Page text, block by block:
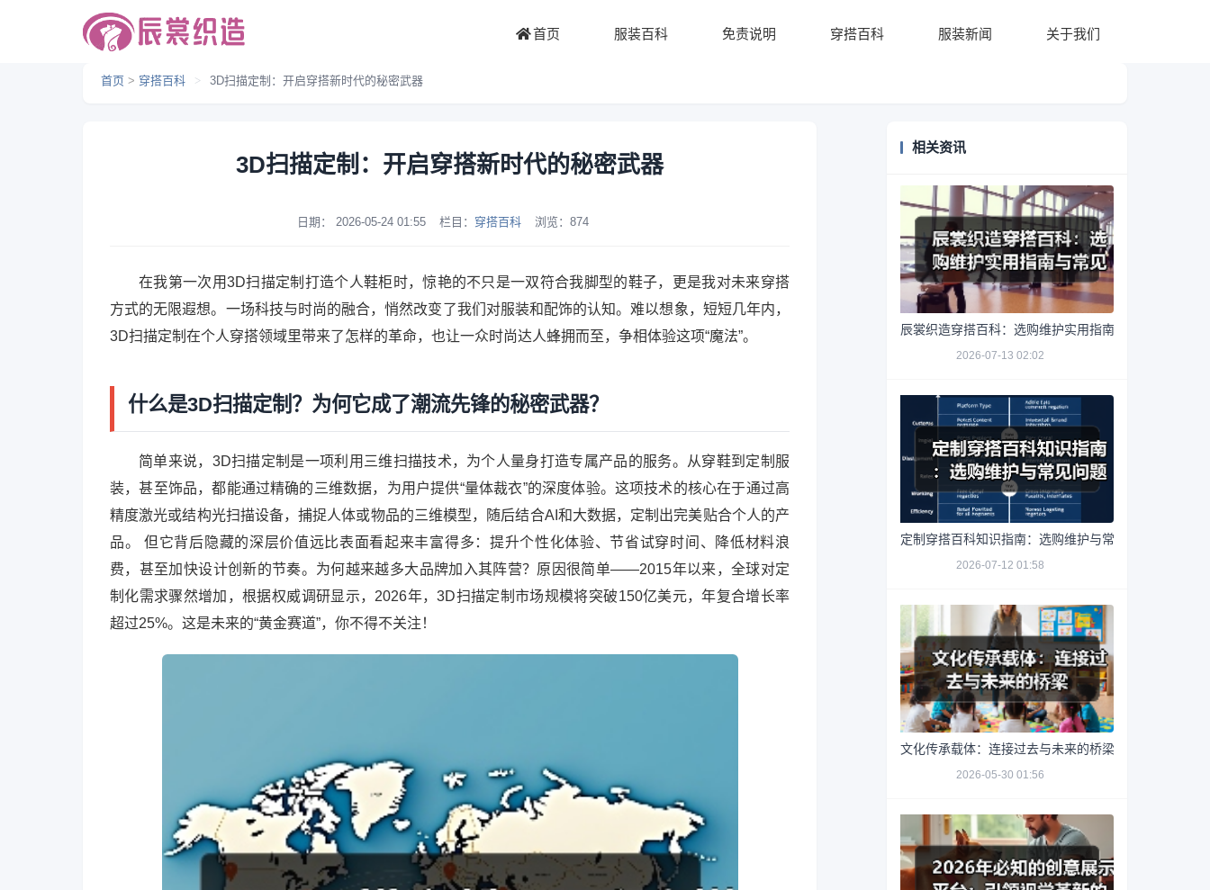
首页 服装百科 免责说明 穿搭百科 服装新闻 关于我们
首页 > 穿搭百科 > 3D扫描定制：开启穿搭新时代的秘密武器
3D扫描定制：开启穿搭新时代的秘密武器
日期： 2026-05-24 01:55 栏目： 穿搭百科 浏览： 874
在我第一次用3D扫描定制打造个人鞋柜时，惊艳的不只是一双符合我脚型的鞋子，更是我对未来穿搭
方式的无限遐想。一场科技与时尚的融合，悄然改变了我们对服装和配饰的认知。难以想象，短短几年内，
3D扫描定制在个人穿搭领域里带来了怎样的革命，也让一众时尚达人蜂拥而至，争相体验这项“魔法”。
什么是3D扫描定制？为何它成了潮流先锋的秘密武器？
简单来说，3D扫描定制是一项利用三维扫描技术，为个人量身打造专属产品的服务。从穿鞋到定制服
装，甚至饰品，都能通过精确的三维数据，为用户提供“量体裁衣”的深度体验。这项技术的核心在于通过高
精度激光或结构光扫描设备，捕捉人体或物品的三维模型，随后结合AI和大数据，定制出完美贴合个人的产
品。 但它背后隐藏的深层价值远比表面看起来丰富得多：提升个性化体验、节省试穿时间、降低材料浪
费，甚至加快设计创新的节奏。为何越来越多大品牌加入其阵营？原因很简单——2015年以来，全球对定
制化需求骤然增加，根据权威调研显示，2026年，3D扫描定制市场规模将突破150亿美元，年复合增长率
超过25%。这是未来的“黄金赛道”，你不得不关注！
相关资讯
辰裳织造穿搭百科：选购维护实用指南与常见问题解析
2026-07-13 02:02
定制穿搭百科知识指南：选购维护与常见问题解析2026
2026-07-12 01:58
文化传承载体：连接过去与未来的桥梁
2026-05-30 01:56